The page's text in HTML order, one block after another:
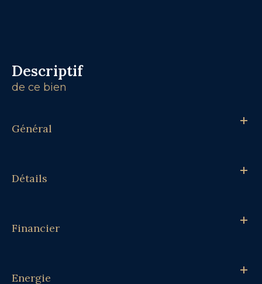
descriptif
de ce bien
Général
Détails
Financier
Energie